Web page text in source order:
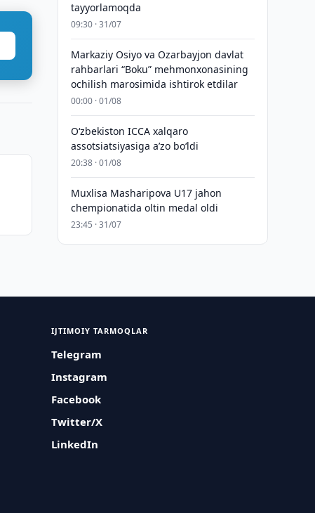
tayyorlamoqda
09:30 · 31/07
Markaziy Osiyo va Ozarbayjon davlat
rahbarlari “Boku” mehmonxonasining
ochilish marosimida ishtirok etdilar
00:00 · 01/08
O‘zbekiston ICCA xalqaro
assotsiatsiyasiga aʼzo bo‘ldi
20:38 · 01/08
Muxlisa Masharipova U17 jahon
chempionatida oltin medal oldi
23:45 · 31/07
IJTIMOIY TARMOQLAR
Telegram
Instagram
Facebook
Twitter/X
LinkedIn